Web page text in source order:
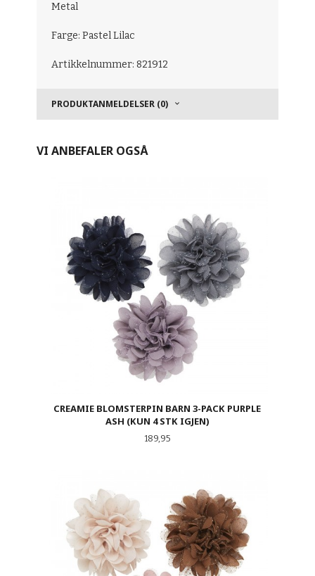
Metal
Farge: Pastel Lilac
Artikkelnummer: 821912
PRODUKTANMELDELSER (0)
VI ANBEFALER OGSÅ
CREAMIE BLOMSTERPIN BARN 3-PACK PURPLE
ASH (KUN 4 STK IGJEN)
Pris
189,95